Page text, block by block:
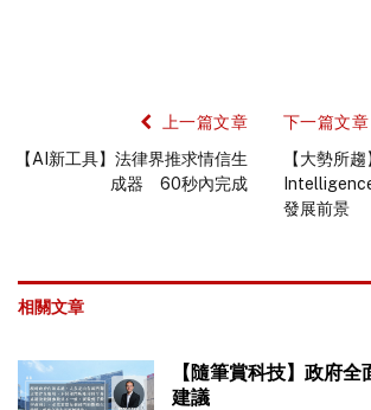
上一篇文章
【AI新工具】法律界推求情信生
成器 60秒內完成
下一篇文章
【大勢所
發展前景
相關文章
【隨筆賞科技】政府
建議